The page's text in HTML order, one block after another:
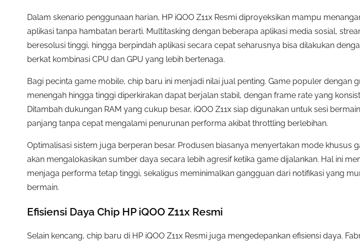
Dalam skenario penggunaan harian, HP iQOO Z11x Resmi diproyeksikan mampu
aplikasi tanpa hambatan berarti. Multitasking dengan beberapa aplikasi media sosial,
beresolusi tinggi, hingga berpindah aplikasi secara cepat seharusnya bisa dilakukan
berkat kombinasi CPU dan GPU yang lebih bertenaga.
Bagi pecinta game mobile, chip baru ini menjadi nilai jual penting. Game populer dengan
menengah hingga tinggi diperkirakan dapat berjalan stabil, dengan frame rate yang
Ditambah dukungan RAM yang cukup besar, iQOO Z11x siap digunakan untuk sesi
panjang tanpa cepat mengalami penurunan performa akibat throttling berlebihan.
Optimalisasi sistem juga berperan besar. Produsen biasanya menyertakan mode khusus
akan mengalokasikan sumber daya secara lebih agresif ketika game dijalankan. Hal ini
menjaga performa tetap tinggi, sekaligus meminimalkan gangguan dari notifikasi yang
bermain.
Efisiensi Daya Chip HP iQOO Z11x Resmi
Selain kencang, chip baru di HP iQOO Z11x Resmi juga mengedepankan efisiensi daya.